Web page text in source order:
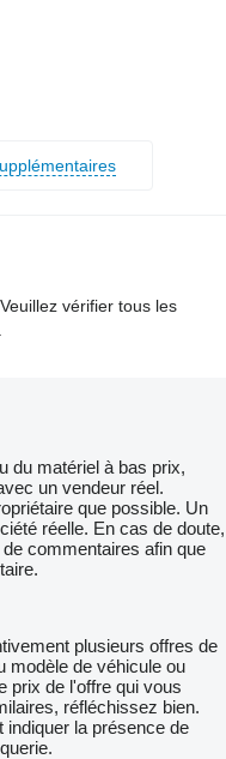
vérifier tous les
du matériel à bas prix,
un vendeur réel.
que possible. Un
réelle. En cas de doute,
commentaires afin que
plusieurs offres de
modèle de véhicule ou
prix de l'offre qui vous
réfléchissez bien.
indiquer la présence de